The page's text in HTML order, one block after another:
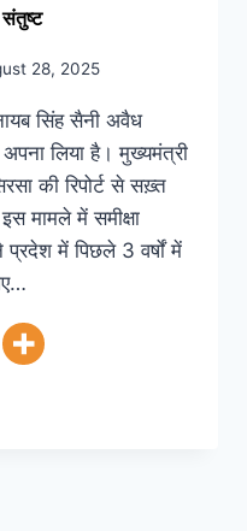
संतुष्ट
28, 2025
सिंह सैनी अवैध
लिया है। मुख्यमंत्री
की रिपोर्ट से सख़्त
मामले में समीक्षा
में पिछले 3 वर्षों में